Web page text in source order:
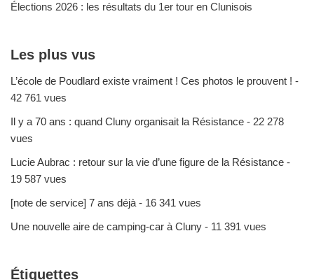
Élections 2026 : les résultats du 1er tour en Clunisois
Les plus vus
L’école de Poudlard existe vraiment ! Ces photos le prouvent ! -
42 761 vues
Il y a 70 ans : quand Cluny organisait la Résistance - 22 278
vues
Lucie Aubrac : retour sur la vie d’une figure de la Résistance -
19 587 vues
[note de service] 7 ans déjà - 16 341 vues
Une nouvelle aire de camping-car à Cluny - 11 391 vues
Étiquettes